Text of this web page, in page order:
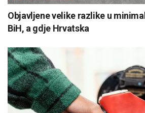
Objavljene velike razlike u
BiH, a gdje Hrvatska